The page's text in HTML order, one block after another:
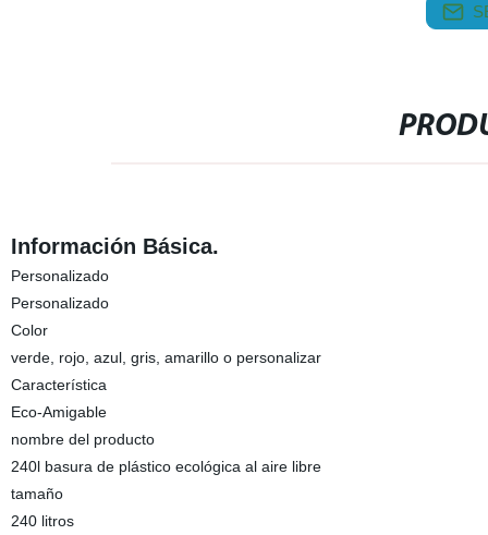
Información Básica.
Personalizado
Personalizado
Color
verde, rojo, azul, gris, amarillo o personalizar
Característica
Eco-Amigable
nombre del producto
240l basura de plástico ecológica al aire libre
tamaño
240 litros